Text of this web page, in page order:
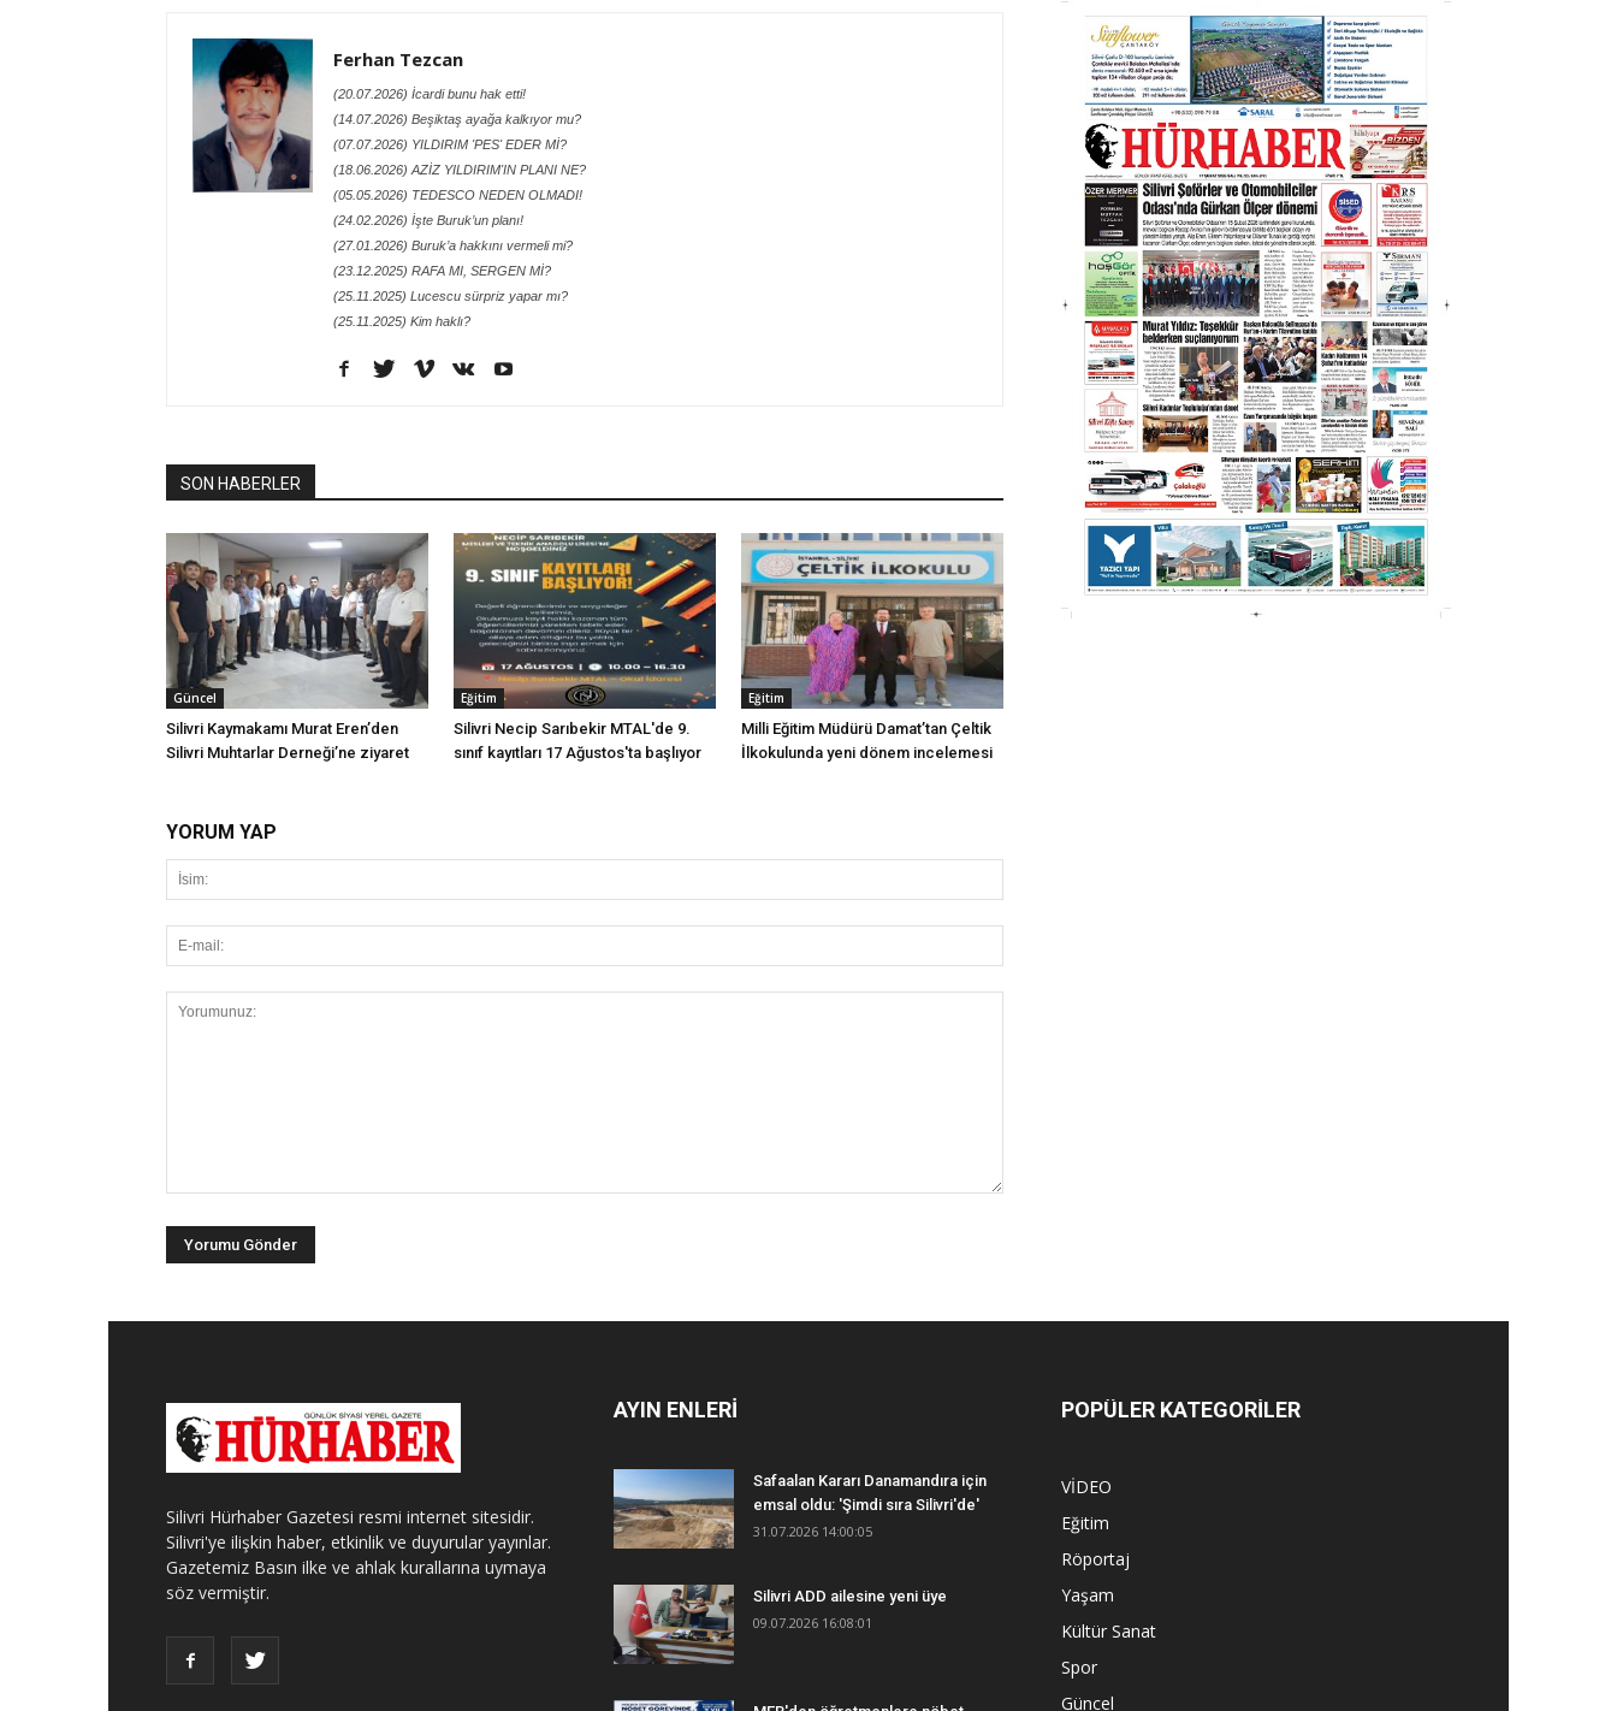
Ferhan Tezcan
(20.07.2026) İcardi bunu hak etti!
(14.07.2026) Beşiktaş ayağa kalkıyor mu?
(07.07.2026) YILDIRIM 'PES' EDER Mİ?
(18.06.2026) AZİZ YILDIRIM'IN PLANI NE?
(05.05.2026) TEDESCO NEDEN OLMADI!
(24.02.2026) İşte Buruk’un planı!
(27.01.2026) Buruk’a hakkını vermeli mi?
(23.12.2025) RAFA MI, SERGEN Mİ?
(25.11.2025) Lucescu sürpriz yapar mı?
(25.11.2025) Kim haklı?
SON HABERLER
Güncel
Silivri Kaymakamı Murat Eren’den
Silivri Muhtarlar Derneği’ne ziyaret
Eğitim
Silivri Necip Sarıbekir MTAL'de 9.
sınıf kayıtları 17 Ağustos'ta başlıyor
Eğitim
Milli Eğitim Müdürü Damat’tan Çeltik
İlkokulunda yeni dönem incelemesi
YORUM YAP
Silivri Hürhaber Gazetesi resmi internet sitesidir.
Silivri'ye ilişkin haber, etkinlik ve duyurular yayınlar.
Gazetemiz Basın ilke ve ahlak kurallarına uymaya
söz vermiştir.
AYIN ENLERİ
Safaalan Kararı Danamandıra için
emsal oldu: 'Şimdi sıra Silivri'de'
31.07.2026 14:00:05
Silivri ADD ailesine yeni üye
09.07.2026 16:08:01
POPÜLER KATEGORİLER
VİDEO
Eğitim
Röportaj
Yaşam
Kültür Sanat
Spor
Güncel